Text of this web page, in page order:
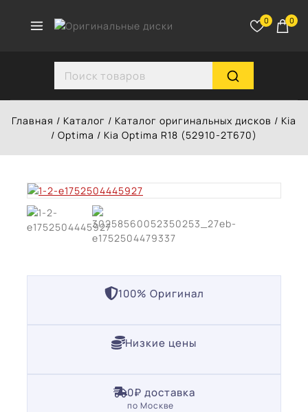
0 0
Главная / Каталог / Каталог оригинальных дисков / Kia
/ Optima / Kia Optima R18 (52910-2T670)
100% Оригинал
Низкие цены
0₽ доставка
по Москве